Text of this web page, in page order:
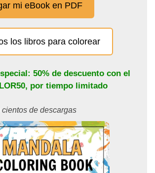
mi eBook en PDF
los libros para colorear
50% de descuento con el
, por tiempo limitado
cientos de descargas